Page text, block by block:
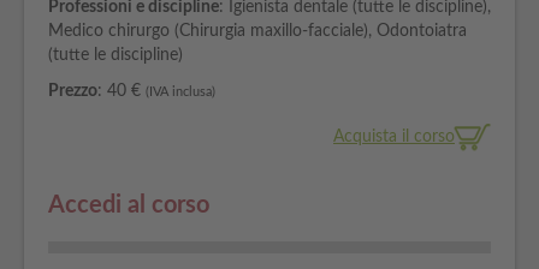
Professioni e discipline: Igienista dentale (tutte le discipline),
Medico chirurgo (Chirurgia maxillo-facciale), Odontoiatra
(tutte le discipline)
Prezzo: 40 € (IVA inclusa)
Acquista il corso
Accedi al corso